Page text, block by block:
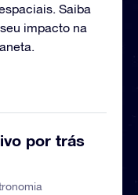
Saiba
impacto na
por trás